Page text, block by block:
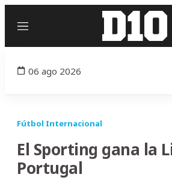
Menú
06 ago 2026
Fútbol Internacional
El Sporting gana la
Portugal